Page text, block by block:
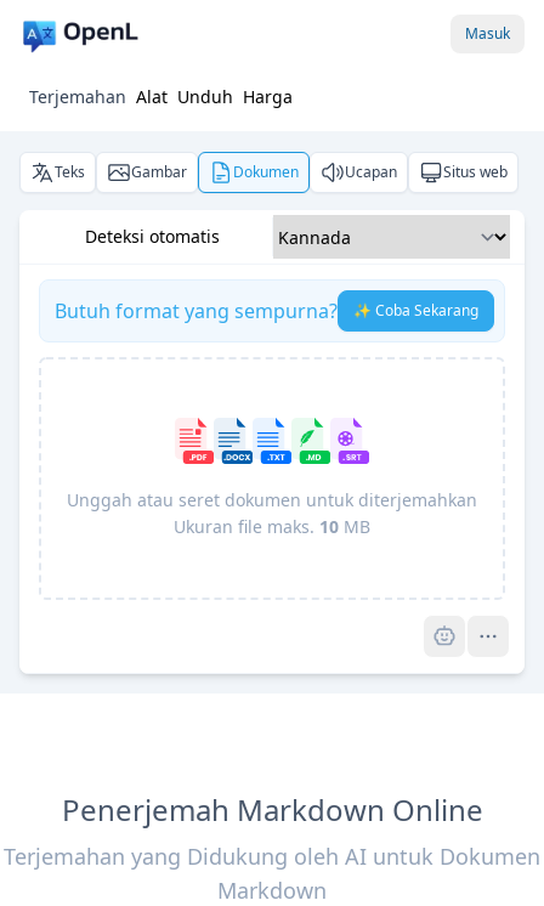
Masuk
Terjemahan Alat Unduh Harga
Teks Gambar Dokumen Ucapan Situs web
Deteksi otomatis
Butuh format yang sempurna? ✨ Coba Sekarang
Unggah atau seret dokumen untuk diterjemahkan
Ukuran file maks. 10 MB
Penerjemah Markdown Online
Terjemahan yang Didukung oleh AI untuk Dokumen
Markdown